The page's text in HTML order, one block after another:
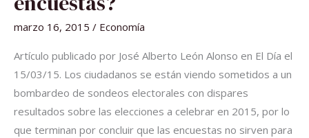
marzo 16, 2015 / Economía
Artículo publicado por José Alberto León Alonso en El Día el
15/03/15. Los ciudadanos se están viendo sometidos a un
bombardeo de sondeos electorales con dispares
resultados sobre las elecciones a celebrar en 2015, por lo
que terminan por concluir que las encuestas no sirven para
ENCUESTAS?